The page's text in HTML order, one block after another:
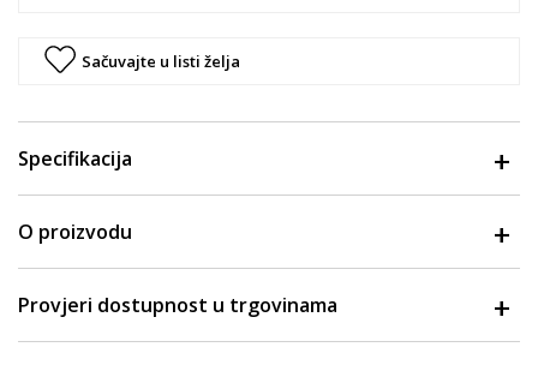
Sačuvajte u listi želja
Specifikacija
O proizvodu
Provjeri dostupnost u trgovinama